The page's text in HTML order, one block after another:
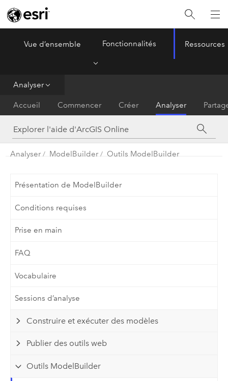
ArcGIS Online
Vue d’ensemble Fonctionnalités Ressources
Analyser
Accueil Commencer Créer Analyser
Analyser ModelBuilder Outils ModelBuilder
Présentation de ModelBuilder
Conditions requises
Prise en main
FAQ
Vocabulaire
Sessions d’analyse
Construire et exécuter des modèles
Publier des outils web
Outils ModelBuilder